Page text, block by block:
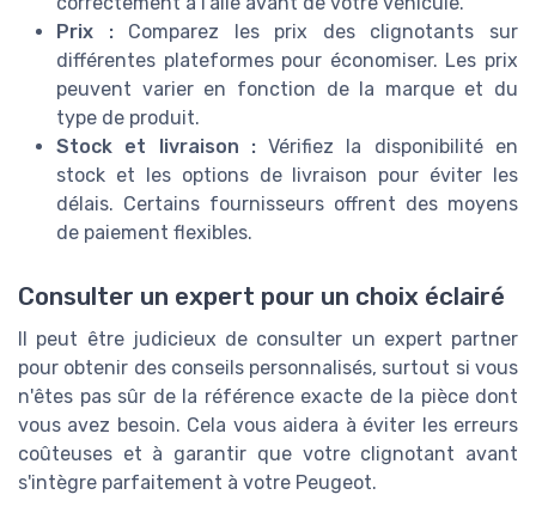
Prix :Comparez les prix des clignotants sur
différentes plateformes pour économiser. Les prix
peuvent varier en fonction de la marque et du
type de produit.
Stock et livraison :Vérifiez la disponibilité en
stock et les options de livraison pour éviter les
délais. Certains fournisseurs offrent des moyens
de paiement flexibles.
Consulter un expert pour un choix éclairé
Il peut être judicieux de consulter un expert partner
pour obtenir des conseils personnalisés, surtout si vous
n'êtes pas sûr de la référence exacte de la pièce dont
vous avez besoin. Cela vous aidera à éviter les erreurs
coûteuses et à garantir que votre clignotant avant
s'intègre parfaitement à votre Peugeot.